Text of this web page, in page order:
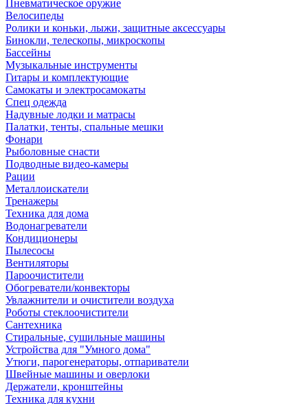
Пневматическое оружие
Велосипеды
Ролики и коньки, лыжи, защитные аксессуары
Бинокли, телескопы, микроскопы
Бассейны
Музыкальные инструменты
Гитары и комплектующие
Самокаты и электросамокаты
Спец одежда
Надувные лодки и матрасы
Палатки, тенты, спальные мешки
Фонари
Рыболовные снасти
Подводные видео-камеры
Рации
Металлоискатели
Тренажеры
Техника для дома
Водонагреватели
Кондиционеры
Пылесосы
Вентиляторы
Пароочистители
Обогреватели/конвекторы
Увлажнители и очистители воздуха
Роботы стеклоочистители
Сантехника
Стиральные, сушильные машины
Устройства для "Умного дома"
Утюги, парогенераторы, отпариватели
Швейные машины и оверлоки
Держатели, кронштейны
Техника для кухни